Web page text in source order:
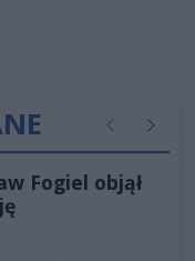
Poprzednie
Fogiel objął